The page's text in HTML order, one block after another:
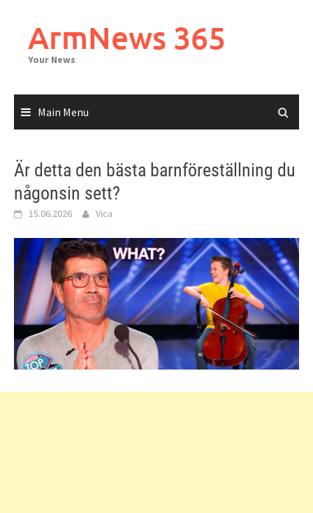
contentArmNews 365
Your News
Main Menu
Är detta den bästa barnföreställning du
någonsin sett?
15.06.2026 Vica